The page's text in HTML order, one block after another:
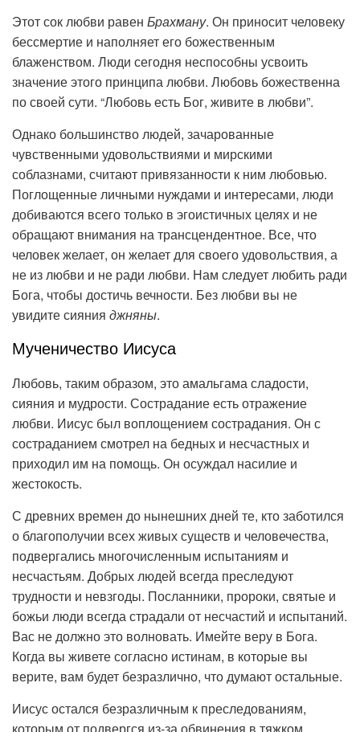
Этот сок любви равен Брахману. Он приносит человеку
бессмертие и наполняет его божественным
блаженством. Люди сегодня неспособны усвоить
значение этого принципа любви. Любовь божественна
по своей сути. “Любовь есть Бог, живите в любви”.
Однако большинство людей, зачарованные
чувственными удовольствиями и мирскими
соблазнами, считают привязанности к ним любовью.
Поглощенные личными нуждами и интересами, люди
добиваются всего только в эгоистичных целях и не
обращают внимания на трансцендентное. Все, что
человек желает, он желает для своего удовольствия, а
не из любви и не ради любви. Нам следует любить ради
Бога, чтобы достичь вечности. Без любви вы не
увидите сияния джняны.
Мученичество Иисуса
Любовь, таким образом, это амальгама сладости,
сияния и мудрости. Сострадание есть отражение
любви. Иисус был воплощением сострадания. Он с
состраданием смотрел на бедных и несчастных и
приходил им на помощь. Он осуждал насилие и
жестокость.
С древних времен до нынешних дней те, кто заботился
о благополучии всех живых существ и человечества,
подвергались многочисленным испытаниям и
несчастьям. Добрых людей всегда преследуют
трудности и невзгоды. Посланники, пророки, святые и
божьи люди всегда страдали от несчастий и испытаний.
Вас не должно это волновать. Имейте веру в Бога.
Когда вы живете согласно истинам, в которые вы
верите, вам будет безразлично, что думают остальные.
Иисус остался безразличным к преследованиям,
которым от подвергся из-за обвинения в тяжком